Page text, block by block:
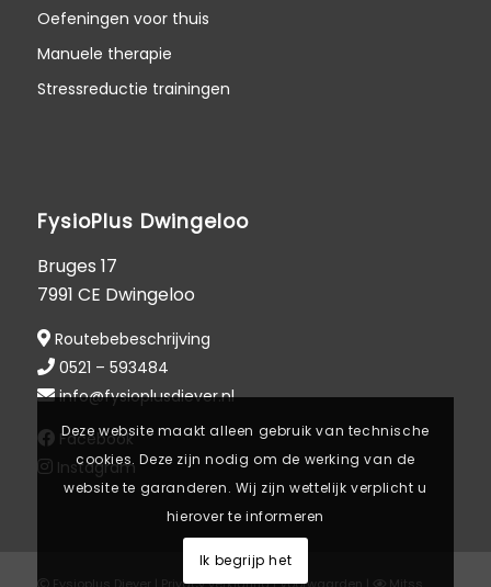
Oefeningen voor thuis
Manuele therapie
Stressreductie trainingen
FysioPlus Dwingeloo
Bruges 17
7991 CE Dwingeloo
Routebebeschrijving
0521 – 593484
info@fysioplusdiever.nl
Facebook
Instagram
Deze website maakt alleen gebruik van technische
cookies. Deze zijn nodig om de werking van de
website te garanderen. Wij zijn wettelijk verplicht u
hierover te informeren
Ik begrijp het